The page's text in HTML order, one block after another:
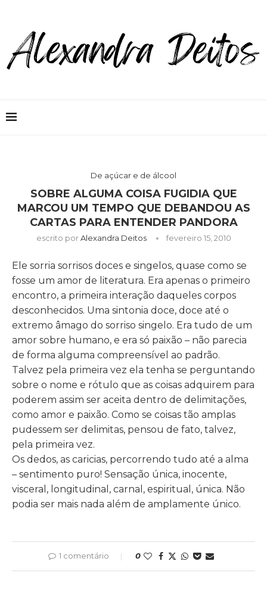
De açúcar e de álcool
SOBRE ALGUMA COISA FUGIDIA QUE
MARCOU UM TEMPO QUE DEBANDOU AS
CARTAS PARA ENTENDER PANDORA
escrito porAlexandra Deitos fevereiro 15, 2010
Ele sorria sorrisos doces e singelos, quase como se
fosse um amor de literatura. Era apenas o primeiro
encontro, a primeira interação daqueles corpos
desconhecidos. Uma sintonia doce, doce até o
extremo âmago do sorriso singelo. Era tudo de um
amor sobre humano, e era só paixão – não parecia
de forma alguma compreensível ao padrão.
Talvez pela primeira vez ela tenha se perguntando
sobre o nome e rótulo que as coisas adquirem para
poderem assim ser aceita dentro de delimitações,
como amor e paixão. Como se coisas tão amplas
pudessem ser delimitas, pensou de fato, talvez,
pela primeira vez.
Os dedos, as caricias, percorrendo tudo até a alma
– sentimento puro! Sensação única, inocente,
visceral, longitudinal, carnal, espiritual, única. Não
podia ser mais nada além de amplamente único.
1 comentário 0